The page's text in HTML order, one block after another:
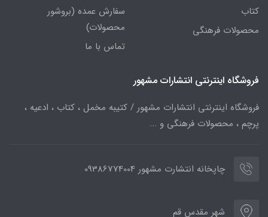
کتاب
محصولات فرهنگی
سفارش عمده (بروشور
محصولات)
تماس با ما
فروشگاه اینترنتی انتشارات مشهور
فروشگاه اینترنتی انتشارات مشهور / کتیبه مخمل ، کتاب ، ادعیه ،
پرچم ، محصولات فرهنگی و ...
چاپخانه انتشارت مشهور 09386774004
شهر مقدس قم